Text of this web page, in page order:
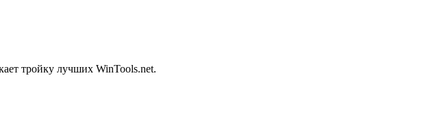
тройку лучших WinTools.net.